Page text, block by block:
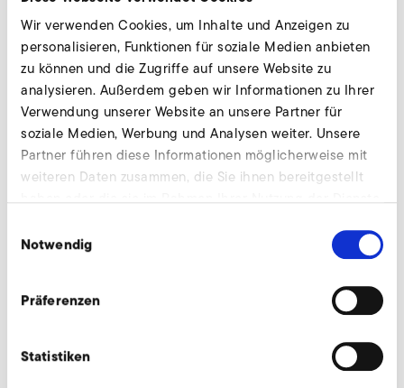
Wir verwenden Cookies, um Inhalte und Anzeigen zu
personalisieren, Funktionen für soziale Medien anbieten
zu können und die Zugriffe auf unsere Website zu
analysieren. Außerdem geben wir Informationen zu Ihrer
Verwendung unserer Website an unsere Partner für
soziale Medien, Werbung und Analysen weiter. Unsere
Partner führen diese Informationen möglicherweise mit
weiteren Daten zusammen, die Sie ihnen bereitgestellt
Notwendig
Präferenzen
Statistiken
Für einen reibungslosen Betrieb sind auch die
begleitenden Prozesse innerhalb einer Anlage relevant.
Denn diese können die Parameter für den optimalen
Arbeitspunkt der Luft verändern. In der Textilindustrie
werden die Stoffbahnen beispielsweise über Unterdruck
auf den Schneidetischen fixiert. Beim Schneidevorgang
verändert sich der Widerstand des Stoffes. Um dieselbe
Fixierung zu behalten, muss der Luftdruck angepasst
Frequenzumrichter installiert werden, der die Drehzahl des
Ventilators und damit den Luftdruck steuern kann.